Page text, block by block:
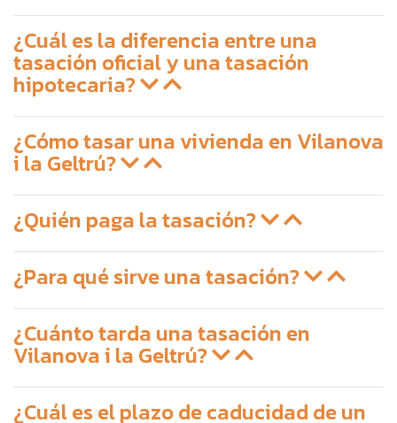
¿Cuál es la diferencia entre una
tasación oficial y una tasación
hipotecaria?
¿Cómo tasar una vivienda en Vilanova
i la Geltrú?
¿Quién paga la tasación?
¿Para qué sirve una tasación?
¿Cuánto tarda una tasación en
Vilanova i la Geltrú?
¿Cuál es el plazo de caducidad de un